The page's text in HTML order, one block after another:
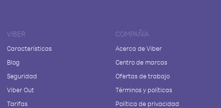
VIBER
Características
Blog
Seguridad
Viber Out
Tarifas
COMPAÑÍA
Acerca de Viber
Centro de marcas
Ofertas de trabajo
Términos y políticas
Política de privacidad